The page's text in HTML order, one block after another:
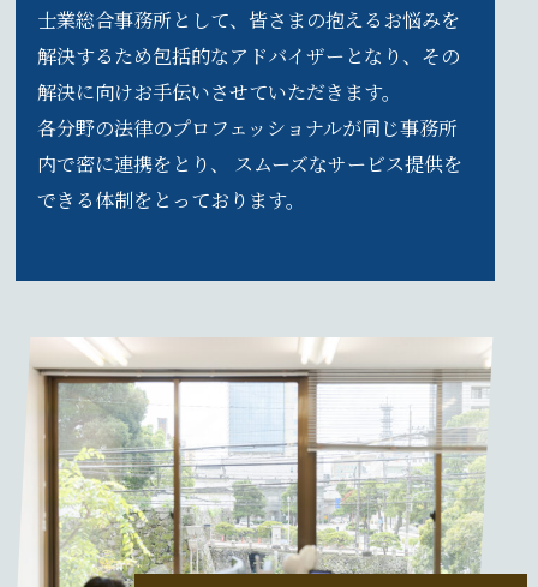
士業総合事務所として、皆さまの抱えるお悩みを
解決するため包括的なアドバイザーとなり、その
解決に向けお手伝いさせていただきます。
各分野の法律のプロフェッショナルが同じ事務所
内で密に連携をとり、 スムーズなサービス提供を
できる体制をとっております。